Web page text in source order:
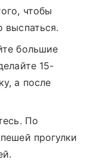
чтобы
выспаться.
большие
15-
а после
По
прогулки